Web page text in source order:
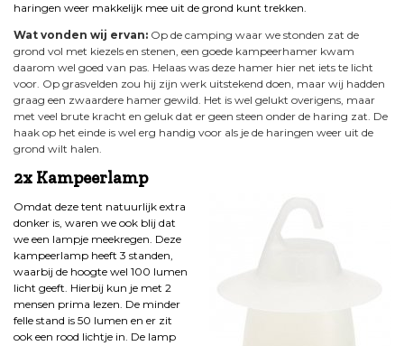
haringen weer makkelijk mee uit de grond kunt trekken.
Wat vonden wij ervan: Op de camping waar we stonden zat de
grond vol met kiezels en stenen, een goede kampeerhamer kwam
daarom wel goed van pas. Helaas was deze hamer hier net iets te licht
voor. Op grasvelden zou hij zijn werk uitstekend doen, maar wij hadden
graag een zwaardere hamer gewild. Het is wel gelukt overigens, maar
met veel brute kracht en geluk dat er geen steen onder de haring zat. De
haak op het einde is wel erg handig voor als je de haringen weer uit de
grond wilt halen.
2x Kampeerlamp
Omdat deze tent natuurlijk extra
donker is, waren we ook blij dat
we een lampje meekregen. Deze
kampeerlamp heeft 3 standen,
waarbij de hoogte wel 100 lumen
licht geeft. Hierbij kun je met 2
mensen prima lezen. De minder
felle stand is 50 lumen en er zit
ook een rood lichtje in. De lamp